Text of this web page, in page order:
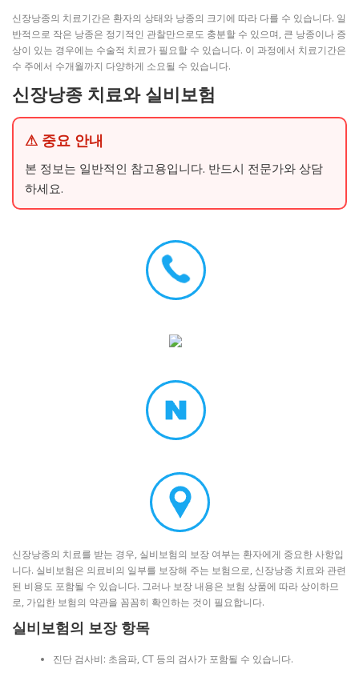
신장낭종의 치료기간은 환자의 상태와 낭종의 크기에 따라 다를 수 있습니다. 일
반적으로 작은 낭종은 정기적인 관찰만으로도 충분할 수 있으며, 큰 낭종이나 증
상이 있는 경우에는 수술적 치료가 필요할 수 있습니다. 이 과정에서 치료기간은
수 주에서 수개월까지 다양하게 소요될 수 있습니다.
신장낭종 치료와 실비보험
⚠ 중요 안내
본 정보는 일반적인 참고용입니다. 반드시 전문가와 상담
하세요.
신장낭종의 치료를 받는 경우, 실비보험의 보장 여부는 환자에게 중요한 사항입
니다. 실비보험은 의료비의 일부를 보장해 주는 보험으로, 신장낭종 치료와 관련
된 비용도 포함될 수 있습니다. 그러나 보장 내용은 보험 상품에 따라 상이하므
로, 가입한 보험의 약관을 꼼꼼히 확인하는 것이 필요합니다.
실비보험의 보장 항목
진단 검사비: 초음파, CT 등의 검사가 포함될 수 있습니다.